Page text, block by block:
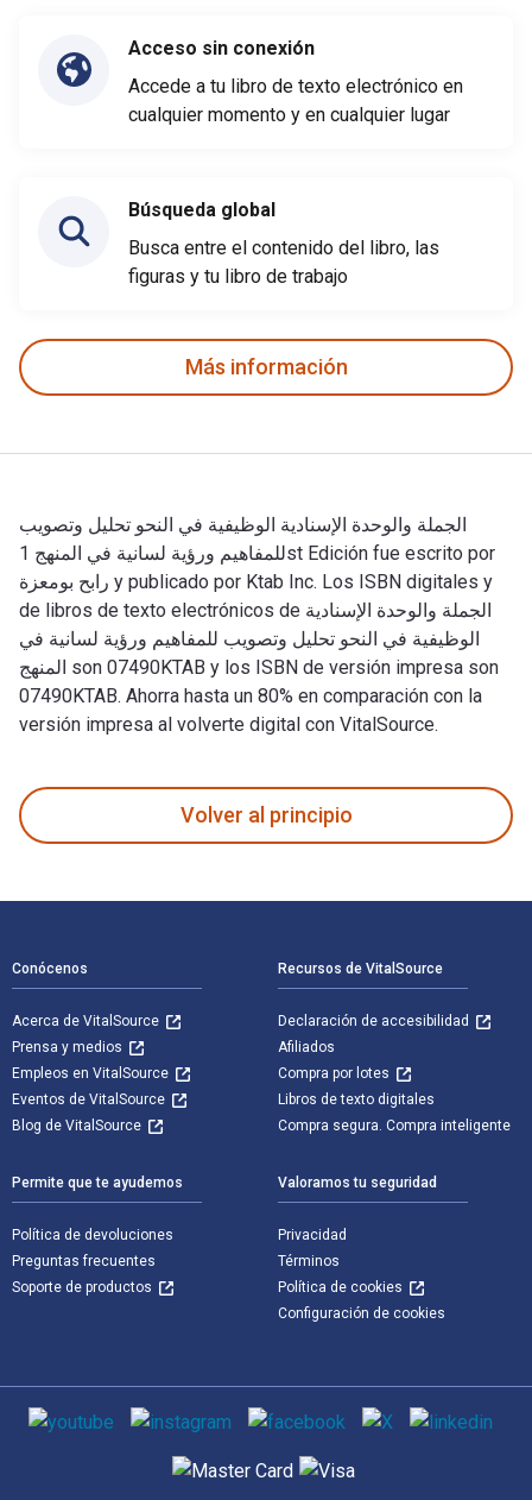
Acceso sin conexión
Accede a tu libro de texto electrónico en
cualquier momento y en cualquier lugar
Búsqueda global
Busca entre el contenido del libro, las
figuras y tu libro de trabajo
Más información
الجملة والوحدة الإسنادية الوظيفية في النحو تحليل وتصويب
للمفاهيم ورؤية لسانية في المنهج 1st Edición fue escrito por
رابح بومعزة y publicado por Ktab Inc. Los ISBN digitales y
de libros de texto electrónicos de الجملة والوحدة الإسنادية
الوظيفية في النحو تحليل وتصويب للمفاهيم ورؤية لسانية في
المنهج son 07490KTAB y los ISBN de versión impresa son
07490KTAB. Ahorra hasta un 80% en comparación con la
versión impresa al volverte digital con VitalSource.
Volver al principio
Conócenos
Acerca de VitalSource
Prensa y medios
Empleos en VitalSource
Eventos de VitalSource
Blog de VitalSource
Recursos de VitalSource
Declaración de accesibilidad
Afiliados
Compra por lotes
Libros de texto digitales
Compra segura. Compra inteligente
Permite que te ayudemos
Política de devoluciones
Preguntas frecuentes
Soporte de productos
Valoramos tu seguridad
Privacidad
Términos
Política de cookies
Configuración de cookies
Medios de comunicación social
Métodos de pago admitidos